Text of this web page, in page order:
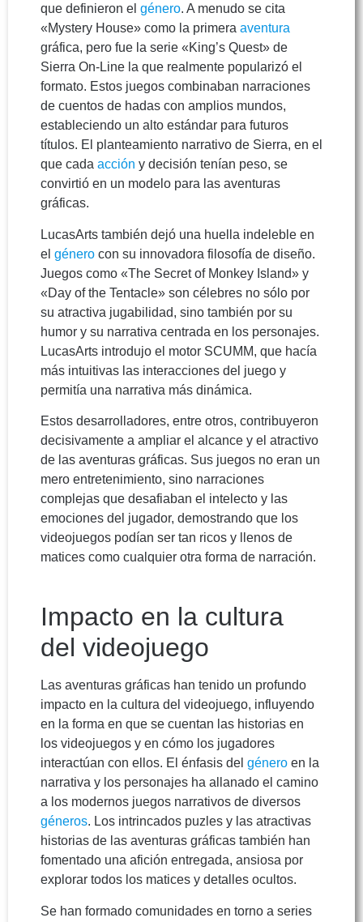
que definieron el género. A menudo se cita
«Mystery House» como la primera aventura
gráfica, pero fue la serie «King’s Quest» de
Sierra On-Line la que realmente popularizó el
formato. Estos juegos combinaban narraciones
de cuentos de hadas con amplios mundos,
estableciendo un alto estándar para futuros
títulos. El planteamiento narrativo de Sierra, en el
que cada acción y decisión tenían peso, se
convirtió en un modelo para las aventuras
gráficas.
LucasArts también dejó una huella indeleble en
el género con su innovadora filosofía de diseño.
Juegos como «The Secret of Monkey Island» y
«Day of the Tentacle» son célebres no sólo por
su atractiva jugabilidad, sino también por su
humor y su narrativa centrada en los personajes.
LucasArts introdujo el motor SCUMM, que hacía
más intuitivas las interacciones del juego y
permitía una narrativa más dinámica.
Estos desarrolladores, entre otros, contribuyeron
decisivamente a ampliar el alcance y el atractivo
de las aventuras gráficas. Sus juegos no eran un
mero entretenimiento, sino narraciones
complejas que desafiaban el intelecto y las
emociones del jugador, demostrando que los
videojuegos podían ser tan ricos y llenos de
matices como cualquier otra forma de narración.
Impacto en la cultura
del videojuego
Las aventuras gráficas han tenido un profundo
impacto en la cultura del videojuego, influyendo
en la forma en que se cuentan las historias en
los videojuegos y en cómo los jugadores
interactúan con ellos. El énfasis del género en la
narrativa y los personajes ha allanado el camino
a los modernos juegos narrativos de diversos
géneros. Los intrincados puzles y las atractivas
historias de las aventuras gráficas también han
fomentado una afición entregada, ansiosa por
explorar todos los matices y detalles ocultos.
Se han formado comunidades en torno a series